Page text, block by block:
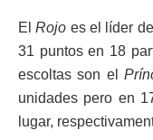
El Rojo es el líder
31 puntos en 18
escoltas son el
unidades pero en
lugar,